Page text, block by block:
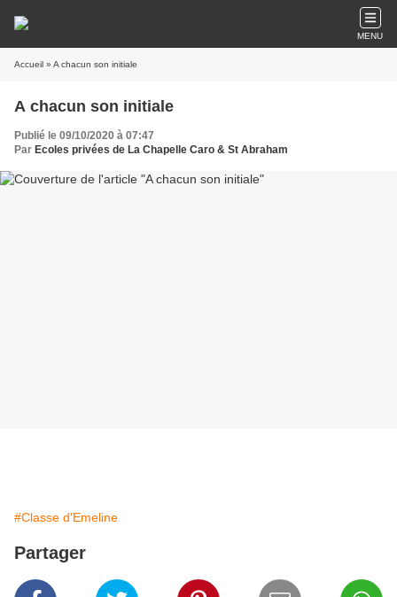
MENU
Accueil » A chacun son initiale
A chacun son initiale
Publié le 09/10/2020 à 07:47
Par Ecoles privées de La Chapelle Caro & St Abraham
#Classe d'Emeline
Partager